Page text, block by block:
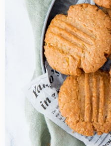
Citroen-
gember
havermoutkoeken